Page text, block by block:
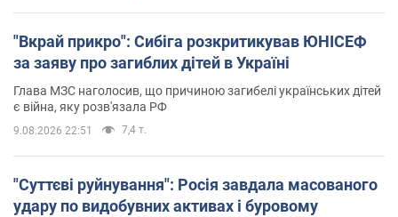
"Вкрай прикро": Сибіга розкритикував ЮНІСЕФ
за заяву про загиблих дітей в Україні
Глава МЗС наголосив, що причиною загибелі українських дітей
є війна, яку розв'язала РФ
9.08.2026 22:51 7,4 т.
"Суттєві руйнування": Росія завдала масованого
удару по видобувних активах і буровому